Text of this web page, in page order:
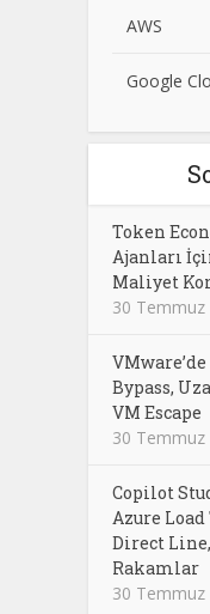
AWS
Google
Token
Ajanları
Maliyet
30 Temmuz
Bypass,
VM Escape
30 Temmuz
Copilot
Azure
Direct
Rakamlar
30 Temmuz